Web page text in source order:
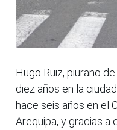
Hugo Ruiz, piurano
diez años en la
hace seis años en el
Arequipa, y gracias a